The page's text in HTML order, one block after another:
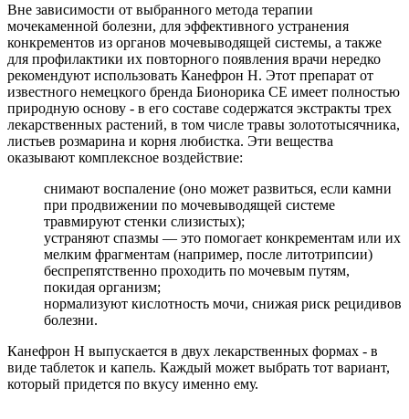
Вне зависимости от выбранного метода терапии
мочекаменной болезни, для эффективного устранения
конкрементов из органов мочевыводящей системы, а также
для профилактики их повторного появления врачи нередко
рекомендуют использовать Канефрон Н. Этот препарат от
известного немецкого бренда Бионорика СЕ имеет полностью
природную основу - в его составе содержатся экстракты трех
лекарственных растений, в том числе травы золототысячника,
листьев розмарина и корня любистка. Эти вещества
оказывают комплексное воздействие:
снимают воспаление (оно может развиться, если камни
при продвижении по мочевыводящей системе
травмируют стенки слизистых);
устраняют спазмы — это помогает конкрементам или их
мелким фрагментам (например, после литотрипсии)
беспрепятственно проходить по мочевым путям,
покидая организм;
нормализуют кислотность мочи, снижая риск рецидивов
болезни.
Канефрон Н выпускается в двух лекарственных формах - в
виде таблеток и капель. Каждый может выбрать тот вариант,
который придется по вкусу именно ему.